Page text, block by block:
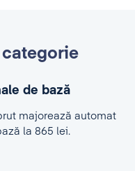
de bază
majorează automat
la 865 lei.